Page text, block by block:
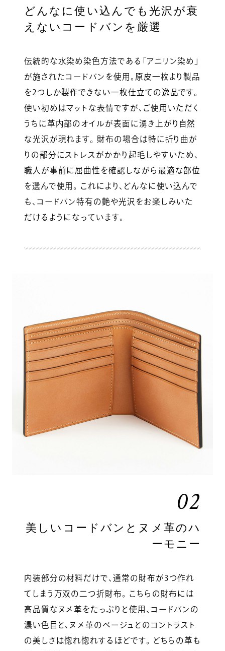
どんなに使い込んでも光沢が衰
えないコードバンを厳選
伝統的な水染め染色方法である「アニリン染め」
が施されたコードバンを使用。原皮一枚より製品
を2つしか製作できない一枚仕立ての逸品です。
使い初めはマットな表情ですが、ご使用いただく
うちに革内部のオイルが表面に湧き上がり自然
な光沢が現れます。 財布の場合は特に折り曲が
りの部分にストレスがかかり起毛しやすいため、
職人が事前に屈曲性を確認しながら最適な部位
を選んで使用。 これにより、どんなに使い込んで
も、コードバン特有の艶や光沢をお楽しみいた
だけるようになっています。
02
美しいコードバンとヌメ革のハ
ーモニー
内装部分の材料だけで、通常の財布が3つ作れ
てしまう万双の二つ折財布。 こちらの財布には
高品質なヌメ革をたっぷりと使用、コードバンの
濃い色目と、ヌメ革のベージュとのコントラスト
の美しさは惚れ惚れするほどです。 どちらの革も